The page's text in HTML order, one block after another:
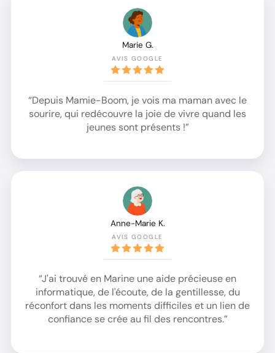
Marie G.
AVIS GOOGLE
“Depuis Mamie-Boom, je vois ma maman avec le
sourire, qui redécouvre la joie de vivre quand les
jeunes sont présents !”
Anne-Marie K.
AVIS GOOGLE
“J'ai trouvé en Marine une aide précieuse en
informatique, de l'écoute, de la gentillesse, du
réconfort dans les moments difficiles et un lien de
confiance se crée au fil des rencontres.”